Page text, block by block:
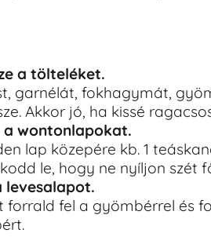
a tölteléket.
garnélát, fokhagymát,
Akkor jó, ha kissé
a wontonlapokat.
lap közepére kb. 1
le, hogy ne nyíljon szét
levesalapot.
forrald fel a gyömbérrel és